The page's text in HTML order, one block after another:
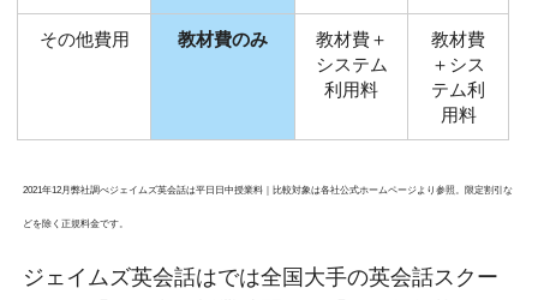
その他費用 教材費のみ
教材費＋
システム
利用料
教材費
＋シス
テム利
用料
2021年12月弊社調べジェイムズ英会話は平日日中授業料｜比較対象は各社公式ホームページより参照。限定割引な
どを除く正規料金です。
ジェイムズ英会話はでは全国大手の英会話スクー